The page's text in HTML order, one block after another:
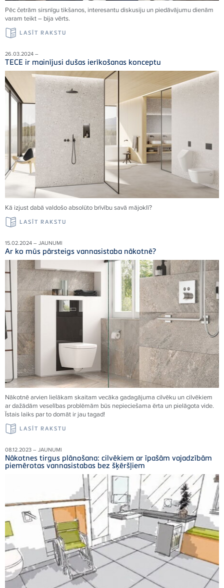
Pēc četrām sirsnīgu tikšanos, interesantu diskusiju un piedāvājumu dienām
varam teikt – bija vērts.
LASĪT RAKSTU
26.03.2024 –
TECE ir mainījusi dušas ierīkošanas konceptu
Kā izjust dabā valdošo absolūto brīvību savā mājoklī?
LASĪT RAKSTU
15.02.2024 – JAUNUMI
Ar ko mūs pārsteigs vannasistaba nākotnē?
Nākotnē arvien lielākam skaitam vecāka gadagājuma cilvēku un cilvēkiem
ar dažādām veselības problēmām būs nepieciešama ērta un pielāgota vide.
Īstais laiks par to domāt ir jau tagad!
LASĪT RAKSTU
08.12.2023 – JAUNUMI
Nākotnes tirgus plānošana: cilvēkiem ar īpašām vajadzībām
piemērotas vannasistabas bez šķēršļiem